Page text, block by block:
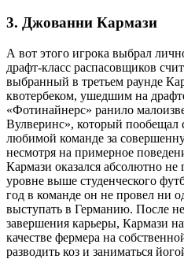
3. Джованни Кармази
А вот этого игрока выбрал
драфт-класс распасовщиков
выбранный в третьем раунде
квотербеком, ушедшим на
«Фотинайнерс» ранило
Вулверинс», который пообещал
любимой команде за
несмотря на примерное
Кармази оказался абсолютно
уровне выше студенческого
год в команде он не провел ни
выступать в Германию. После
завершения карьеры, Кармази
качестве фермера на
разводить коз и заниматься